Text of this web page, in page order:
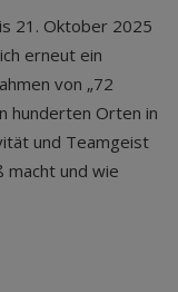
21. Oktober 2025
erneut ein
von „72
hunderten Orten in
und Teamgeist
macht und wie